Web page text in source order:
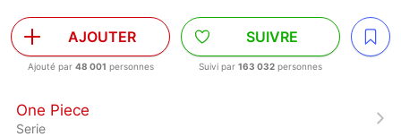
AJOUTER
Ajouté par 48 001 personnes
SUIVRE
Suivi par 163 032 personnes
One Piece
Serie